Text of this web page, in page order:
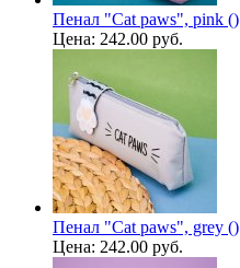
Пенал "Cat paws", pink ()
Цена: 242.00 руб.
Пенал "Cat paws", grey ()
Цена: 242.00 руб.